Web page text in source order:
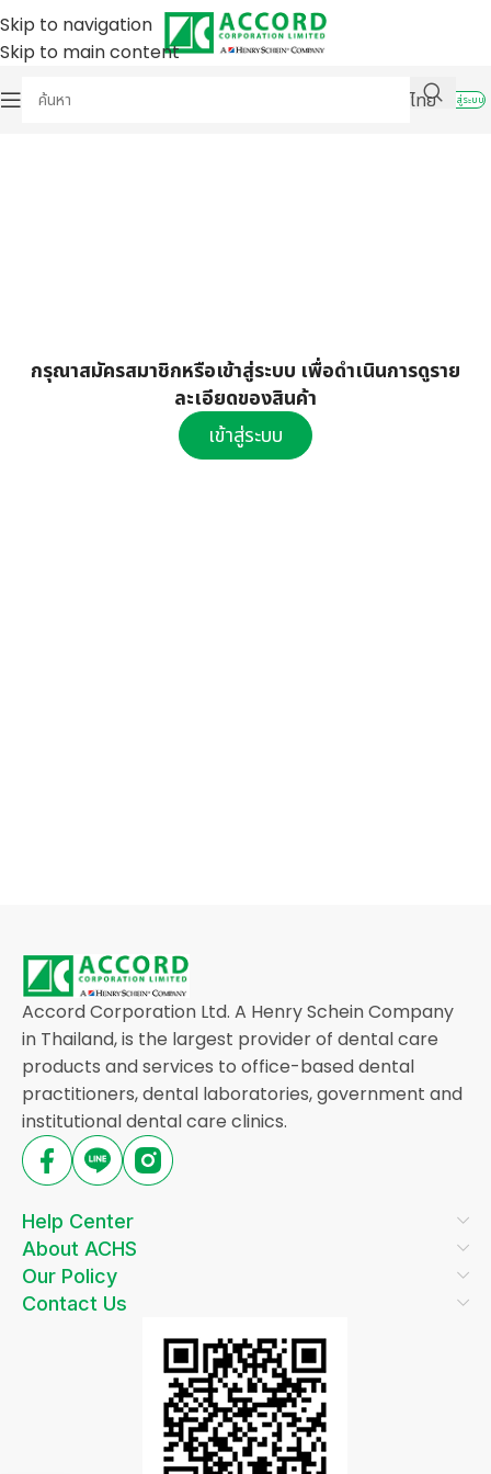
Skip to navigation
Skip to main content
ไทย
เข้าสู่ระบบ
กรุณาสมัครสมาชิกหรือเข้าสู่ระบบ เพื่อดำเนินการดูราย
ละเอียดของสินค้า
เข้าสู่ระบบ
Accord Corporation Ltd. A Henry Schein Company
in Thailand, is the largest provider of dental care
products and services to office-based dental
practitioners, dental laboratories, government and
institutional dental care clinics.
Help Center
About ACHS
Our Policy
Contact Us